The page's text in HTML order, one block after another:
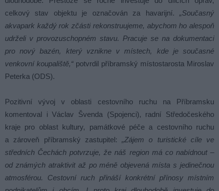
celkový stav objektu je označován za havarijní. „Současný
akvapark každý rok zčásti rekonstruujeme, abychom ho alespoň
udrželi v provozuschopném stavu. Pracuje se na dokumentaci
pro nový bazén, který vznikne v místech, kde je současné
venkovní koupaliště,“ potvrdil příbramský místostarosta Miroslav
Peterka (ODS).
Pozitivní vývoj v oblasti cestovního ruchu na Příbramsku
komentoval i Václav Švenda (Spojenci), radní Středočeského
kraje pro oblast kultury, památkové péče a cestovního ruchu
a zároveň příbramský zastupitel: „Zájem o turistické cíle ve
středních Čechách potvrzuje, že náš region má co nabídnout –
od známých atraktivit až po méně objevená místa s jedinečnou
atmosférou. Cestovní ruch přináší konkrétní přínosy místním